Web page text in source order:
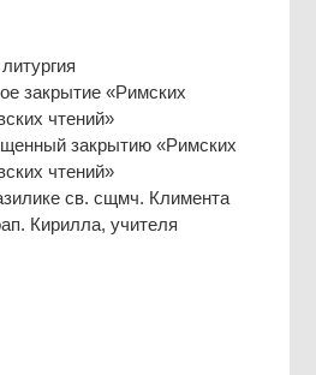
закрытие «Римских
чтений»
закрытию «Римских
чтений»
св. сщмч. Климента
Кирилла, учителя